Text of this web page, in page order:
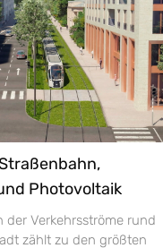
Photovoltaik
der Verkehrsströme rund
zählt zu den größten